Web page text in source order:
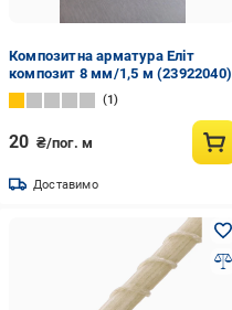
Композитна арматура Еліт
композит 8 мм/1,5 м (23922040)
1
20 ₴/пог. м
Доставимо